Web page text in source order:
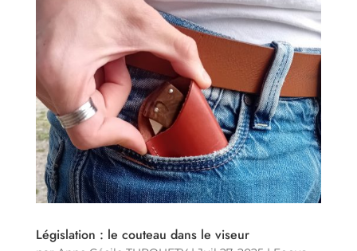
Législation : le couteau dans le viseur